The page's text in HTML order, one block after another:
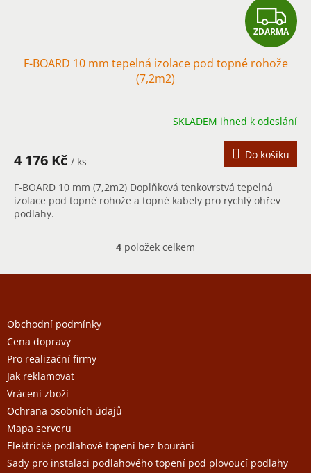
Z
D
A
M
A
ZDARMA
F-BOARD 10 mm tepelná izolace pod topné rohože
(7,2m2)
SKLADEM ihned k odeslání
4 176 Kč / ks
Do košíku
F-BOARD 10 mm (7,2m2) Doplňková tenkovrstvá tepelná
izolace pod topné rohože a topné kabely pro rychlý ohřev
podlahy.
O
l
s
u
4 položek celkem
Z
aObchodní podmínky
Cena dopravy
Pro realizační firmy
Jak reklamovat
Vrácení zboží
Ochrana osobních údajů
Mapa serveru
Elektrické podlahové topení bez bourání
Sady pro instalaci podlahového topení pod plovoucí podlahy